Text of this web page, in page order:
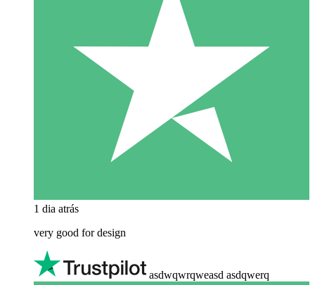
1 dia atrás
very good for design
asdwqwrqweasd asdqwerq